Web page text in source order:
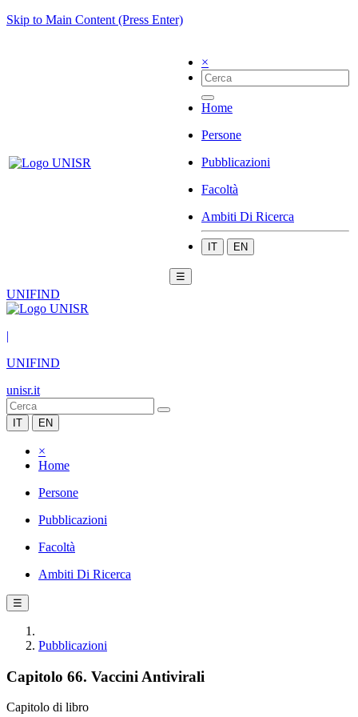
Skip to Main Content (Press Enter)
×
Home
Persone
Pubblicazioni
Facoltà
Ambiti Di Ricerca
IT EN
☰
UNIFIND
|
UNIFIND
unisr.it
IT EN
×
Home
Persone
Pubblicazioni
Facoltà
Ambiti Di Ricerca
☰
Pubblicazioni
Capitolo 66. Vaccini Antivirali
Capitolo di libro